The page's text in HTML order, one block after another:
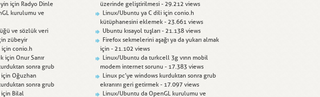
için Radyo Dinle
kurulumu ve
ve sözlük veri
zübeyir
için conio.h
için Onur Sanır
sonra grub
için Oğuzhan
sonra grub
için Bilal
üzerinde geliştirilmesi - 29.212 views
Linux/Ubuntu ya C dili için conio.h
kütüphanesini eklemek - 23.661 views
Ubuntu kısayol tuşları - 21.138 views
Firefox sekmelerini aşağı ya da yukarı almak
için - 21.102 views
Linux/Ubuntu da turkcell 3g vınn mobil
modem internet sorunu - 17.383 views
Linux pc’ye windows kurduktan sonra grub
ekranını geri getirmek - 17.097 views
Linux/Ubuntu da OpenGL kurulumu ve